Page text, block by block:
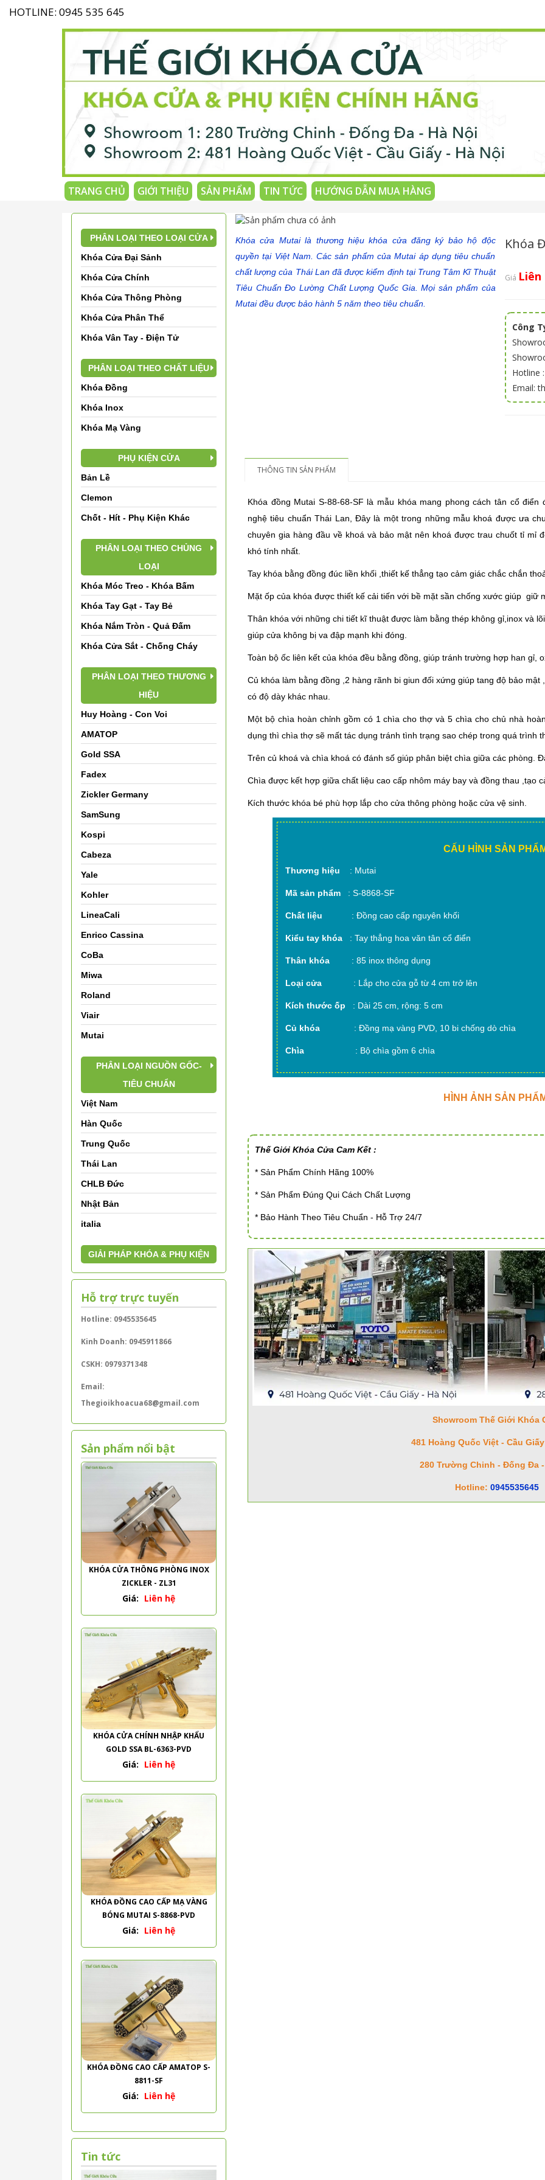
HOTLINE: 0945 535 645
TRANG CHỦ GIỚI THIỆU SẢN PHẨM TIN TỨC HƯỚNG DẪN MUA HÀNG
Khóa cửa Mutai là thương hiệu khóa cửa đăng ký bảo hộ độc
quyền tại Việt Nam. Các sản phẩm của Mutai áp dụng tiêu chuẩn
chất lượng của Thái Lan đã được kiểm định tại Trung Tâm Kĩ Thuật
Tiêu Chuẩn Đo Lường Chất Lượng Quốc Gia. Mọi sản phẩm của
Mutai đều được bảo hành 5 năm theo tiêu chuẩn.
Khóa
Giá Liên
Công
Hotline
Email:
THÔNG TIN SẢN PHẨM
Khóa đồng Mutai S-88-68-SF là mẫu khóa mang phong cách tân cổ
nghệ tiêu chuẩn Thái Lan, Đây là một trong những mẫu khoá được ưa
chuyên gia hàng đầu về khoá và bảo mật nên khoá được trau chuốt tỉ mỉ
khó tính nhất.
Tay khóa bằng đồng đúc liền khối ,thiết kế thẳng tạo cảm giác chắc chắn
Mặt ốp của khóa được thiết kế cải tiến với bề mặt sần chống xước giúp giữ
Thân khóa với những chi tiết kĩ thuật được làm bằng thép không gỉ,inox và
giúp cửa không bị va đập mạnh khi đóng.
Toàn bộ ốc liên kết của khóa đều bằng đồng, giúp tránh trường hợp han gỉ,
Củ khóa làm bằng đồng ,2 hàng rãnh bi giun đối xứng giúp tang độ bảo
có độ dày khác nhau.
Một bộ chìa hoàn chỉnh gồm có 1 chìa cho thợ và 5 chìa cho chủ nhà
dụng thì chìa thợ sẽ mất tác dụng tránh tình trạng sao chép trong quá trình
Trên củ khoá và chìa khoá có đánh số giúp phân biệt chìa giữa các phòng.
Chìa được kết hợp giữa chất liệu cao cấp nhôm máy bay và đồng thau ,tạo
Kích thước khóa bé phù hợp lắp cho cửa thông phòng hoặc cửa vệ sinh.
CẤU HÌNH SẢN
Thương hiệu : Mutai
Mã sản phẩm: S-8868-SF
Chất liệu : Đồng cao cấp nguyên khối
Kiểu tay khóa: Tay thẳng hoa văn tân cổ điển
Thân khóa: 85 inox thông dụng
Loại cửa: Lắp cho cửa gỗ từ 4 cm trở lên
Kích thước ốp : Dài 25 cm, rộng: 5 cm
Củ khóa: Đồng mạ vàng PVD, 10 bi chống dò chìa
Chìa : Bộ chìa gồm 6 chìa
HÌNH ẢNH SẢN
Thế Giới Khóa Cửa Cam Kết :
* Sản Phẩm Chính Hãng 100%
* Sản Phẩm Đúng Qui Cách Chất Lượng
* Bảo Hành Theo Tiêu Chuẩn - Hỗ Trợ 24/7
Showroom Thế Giới Khóa
481 Hoàng Quốc Việt - Cầu
280 Trường Chinh - Đống Đa -
Hotline: 0945535645
PHÂN LOẠI THEO LOẠI CỬA
Khóa Cửa Đại Sảnh
Khóa Cửa Chính
Khóa Cửa Thông Phòng
Khóa Cửa Phân Thể
Khóa Vân Tay - Điện Tử
PHÂN LOẠI THEO CHẤT LIỆU
Khóa Đồng
Khóa Inox
Khóa Mạ Vàng
PHỤ KIỆN CỬA
Bản Lề
Clemon
Chốt - Hít - Phụ Kiện Khác
PHÂN LOẠI THEO CHỦNG
LOẠI
Khóa Móc Treo - Khóa Bấm
Khóa Tay Gạt - Tay Bẻ
Khóa Nắm Tròn - Quả Đấm
Khóa Cửa Sắt - Chống Cháy
PHÂN LOẠI THEO THƯƠNG
HIỆU
Huy Hoàng - Con Voi
AMATOP
Gold SSA
Fadex
Zickler Germany
SamSung
Kospi
Cabeza
Yale
Kohler
LineaCali
Enrico Cassina
CoBa
Miwa
Roland
Viair
Mutai
PHÂN LOẠI NGUỒN GỐC-
TIÊU CHUẨN
Việt Nam
Hàn Quốc
Trung Quốc
Thái Lan
CHLB Đức
Nhật Bản
italia
GIẢI PHÁP KHÓA & PHỤ KIỆN
Hỗ trợ trực tuyến
Hotline: 0945535645
Kinh Doanh: 0945911866
CSKH: 0979371348
Email:
Thegioikhoacua68@gmail.com
Sản phẩm nổi bật
KHÓA CỬA THÔNG PHÒNG INOX
ZICKLER - ZL31
Giá: Liên hệ
KHÓA CỬA CHÍNH NHẬP KHẨU
GOLD SSA BL-6363-PVD
Giá: Liên hệ
KHÓA ĐỒNG CAO CẤP MẠ VÀNG
BÓNG MUTAI S-8868-PVD
Giá: Liên hệ
KHÓA ĐỒNG CAO CẤP AMATOP S-
8811-SF
Giá: Liên hệ
Tin tức